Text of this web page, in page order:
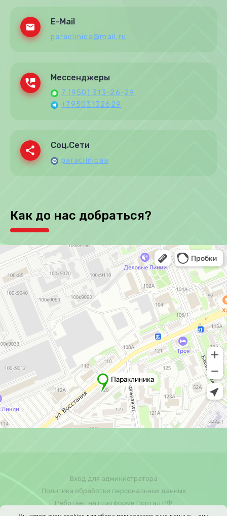
E-Mail
paraclinica@mail.ru
Мессенджеры
7 (950) 313-26-29
+79503132629
Соц.Сети
paraclinicaa
Как до нас добраться?
Вход для администратора
Политика обработки персональных данных
Работает на платформе Портал.РФ